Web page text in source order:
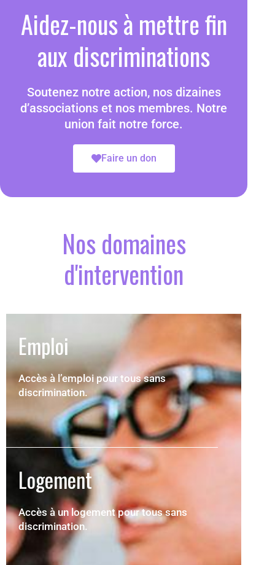
Aidez-nous à mettre fin
aux discriminations
Soutenez notre action, nos dizaines
d’associations et nos membres. Notre
union fait notre force.
Faire un don
Nos domaines
d'intervention
Emploi
Accès à l’emploi pour tous sans
discrimination.
Logement
Accès à un logement pour tous sans
discrimination.